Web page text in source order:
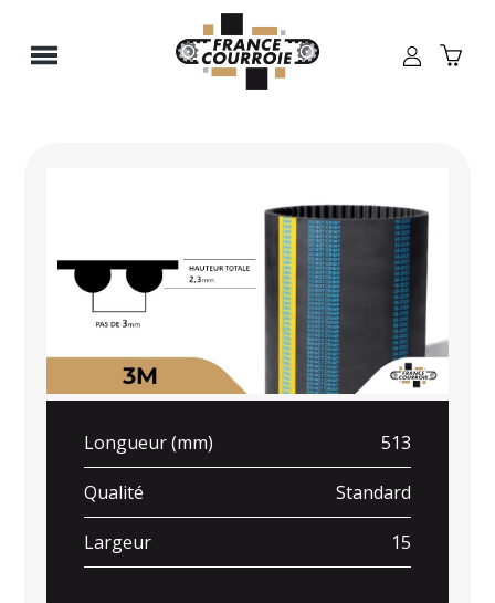
Longueur (mm) 513
Qualité Standard
Largeur 15
Panneau de gestion des cookies